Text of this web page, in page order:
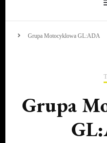
Grupa Motocyklowa GL:ADA
Grupa